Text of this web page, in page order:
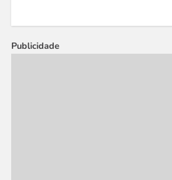
Publicidade